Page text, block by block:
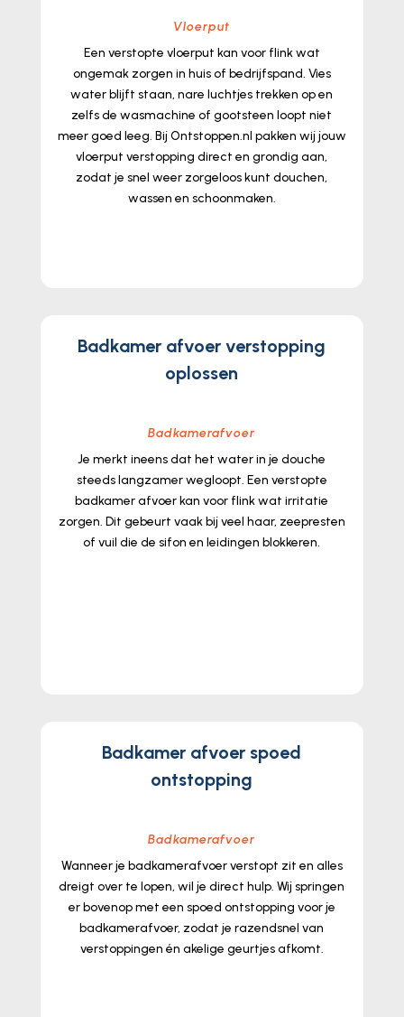
Vloerput
Een verstopte vloerput kan voor flink wat
ongemak zorgen in huis of bedrijfspand.​ Vies
water blijft staan, nare luchtjes trekken op en
zelfs de wasmachine of gootsteen loopt niet
meer goed leeg.​ Bij Ontstoppen.​nl pakken wij jouw
vloerput verstopping direct en grondig aan,
zodat je snel weer zorgeloos kunt douchen,
wassen en schoonmaken.​
Badkamer afvoer verstopping
oplossen
Badkamerafvoer
Je merkt ineens dat het water in je douche
steeds langzamer wegloopt.​ Een verstopte
badkamer afvoer kan voor flink wat irritatie
zorgen.​ Dit gebeurt vaak bij veel haar, zeepresten
of vuil die de sifon en leidingen blokkeren.​
Badkamer afvoer spoed
ontstopping
Badkamerafvoer
Wanneer je badkamerafvoer verstopt zit en alles
dreigt over te lopen, wil je direct hulp.​ Wij springen
er bovenop met een spoed ontstopping voor je
badkamerafvoer, zodat je razendsnel van
verstoppingen én akelige geurtjes afkomt.​